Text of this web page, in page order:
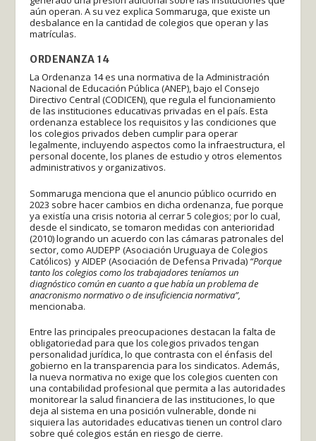
aún operan. A su vez explica Sommaruga, que existe un
desbalance en la cantidad de colegios que operan y las
matrículas.
ORDENANZA 14
La Ordenanza 14 es una normativa de la Administración
Nacional de Educación Pública (ANEP), bajo el Consejo
Directivo Central (CODICEN), que regula el funcionamiento
de las instituciones educativas privadas en el país. Esta
ordenanza establece los requisitos y las condiciones que
los colegios privados deben cumplir para operar
legalmente, incluyendo aspectos como la infraestructura, el
personal docente, los planes de estudio y otros elementos
administrativos y organizativos.
Sommaruga menciona que el anuncio público ocurrido en
2023 sobre hacer cambios en dicha ordenanza, fue porque
ya existía una crisis notoria al cerrar 5 colegios; por lo cual,
desde el sindicato, se tomaron medidas con anterioridad
(2010) logrando un acuerdo con las cámaras patronales del
sector, como AUDEPP (Asociación Uruguaya de Colegios
Católicos) y AIDEP (Asociación de Defensa Privada) “Porque
tanto los colegios como los trabajadores teníamos un
diagnóstico común en cuanto a que había un problema de
anacronismo normativo o de insuficiencia normativa”,
mencionaba.
Entre las principales preocupaciones destacan la falta de
obligatoriedad para que los colegios privados tengan
personalidad jurídica, lo que contrasta con el énfasis del
gobierno en la transparencia para los sindicatos. Además,
la nueva normativa no exige que los colegios cuenten con
una contabilidad profesional que permita a las autoridades
monitorear la salud financiera de las instituciones, lo que
deja al sistema en una posición vulnerable, donde ni
siquiera las autoridades educativas tienen un control claro
sobre qué colegios están en riesgo de cierre.